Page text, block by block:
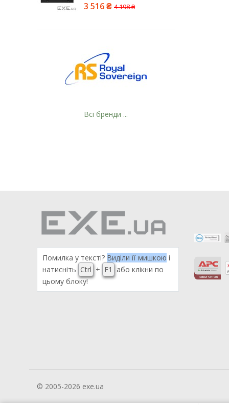
90
19
3 516 ₴ 4 198 ₴
Всі бренди ...
Помилка у тексті? Виділи її мишкою і
натисніть Ctrl + F1
або клікни по
цьому блоку!
© 2005-2026 exe.ua